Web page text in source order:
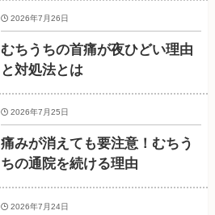
むちうちの首痛が夜ひどい理由
と対処法とは
2026年7月26日
痛みが消えても要注意！むちう
ちの通院を続ける理由
2026年7月25日
2026年7月24日